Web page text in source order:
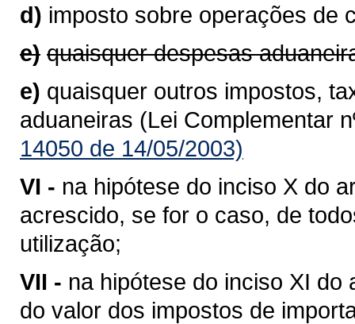
d) imposto sobre operações de
e) quaisquer despesas
e) quaisquer outros impostos,
aduaneiras (Lei Complementar
14050 de 14/05/2003)
VI - na hipótese do inciso X do
acrescido, se for o caso, de
utilização;
VII - na hipótese do inciso XI do
do valor dos impostos de